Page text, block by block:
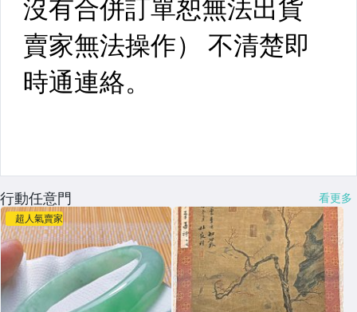
行動任意門 看更多
超人氣賣家